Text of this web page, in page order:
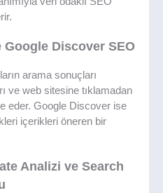
Discover SEO
arama sonuçları
ve web sitesine tıklamadan
eder. Google Discover ise
içerikleri öneren bir
Analizi ve Search